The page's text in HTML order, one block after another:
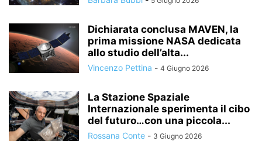
Dichiarata conclusa MAVEN, la
prima missione NASA dedicata
allo studio dell’alta...
Vincenzo Pettina - 4 Giugno 2026
La Stazione Spaziale
Internazionale sperimenta il cibo
del futuro…con una piccola...
Rossana Conte - 3 Giugno 2026